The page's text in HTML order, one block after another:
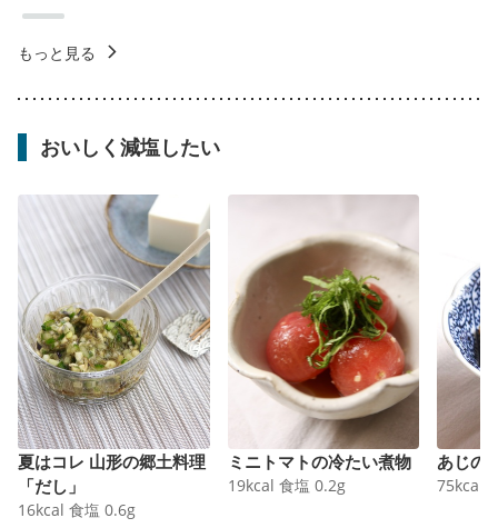
もっと見る
おいしく減塩したい
夏はコレ 山形の郷土料理
「だし」
16kcal 食塩 0.6g
ミニトマトの冷たい煮物
19kcal 食塩 0.2g
あじの
75kcal